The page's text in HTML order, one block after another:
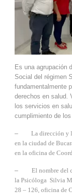
Es una agrupación
Social del régimen
fundamentalmente
derechos en salud.
los servicios en
cumplimiento de
– La dirección y
en la ciudad de
en la oficina de
– El nombre del
la Psicóloga Silvia
28 – 126, oficina de